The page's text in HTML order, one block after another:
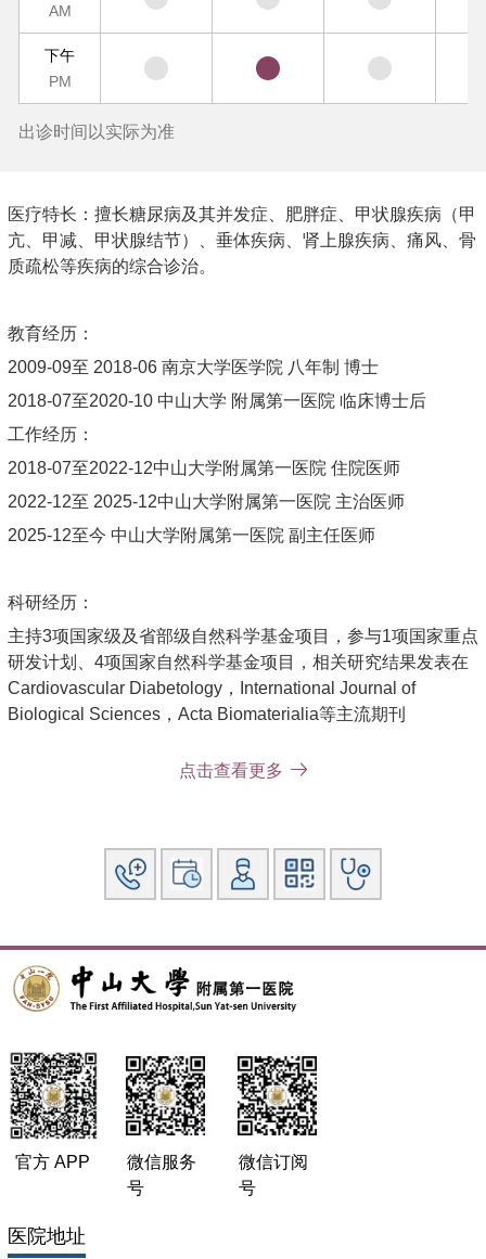
AM
下午
PM
出诊时间以实际为准
医疗特长：擅长糖尿病及其并发症、肥胖症、甲状腺疾病（甲
亢、甲减、甲状腺结节）、垂体疾病、肾上腺疾病、痛风、骨
质疏松等疾病的综合诊治。
教育经历：
2009-09至 2018-06 南京大学医学院 八年制 博士
2018-07至2020-10 中山大学 附属第一医院 临床博士后
工作经历：
2018-07至2022-12中山大学附属第一医院 住院医师
2022-12至 2025-12中山大学附属第一医院 主治医师
2025-12至今 中山大学附属第一医院 副主任医师
科研经历：
主持3项国家级及省部级自然科学基金项目，参与1项国家重点
研发计划、4项国家自然科学基金项目，相关研究结果发表在
Cardiovascular Diabetology，International Journal of
Biological Sciences，Acta Biomaterialia等主流期刊
社会兼职：广东省医师协会内分泌科医师分会秘书、广东省健
点击查看更多
官方 APP
微信服务
号
微信订阅
号
医院地址